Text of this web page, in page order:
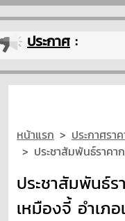
ประกาศ :
หน้าแรก
ประกาศรา
ประชาสัมพันธ์ราค
ประชาสัมพันธ์
เหมืองจี้ อำเภ